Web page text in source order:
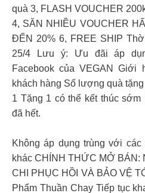
quà 3, FLASH VOUCHER
4, SĂN NHIỀU VOUCHER
ĐẾN 20% 6, FREE SHIP
25/4 Lưu ý: Ưu đãi áp
Facebook của VEGAN Giới
khách hàng Số lượng quà
1 Tặng 1 có thể kết thúc
đã hết.
Không áp dụng trùng với
khác CHÍNH THỨC MỞ
CHI PHỤC HỒI VÀ BẢO VỆ
Phẩm Thuần Chay Tiếp tục